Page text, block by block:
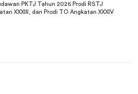
PKTJ Tahun 2026 Prodi RSTJ
XXXIII, dan Prodi TO Angkatan XXXIV